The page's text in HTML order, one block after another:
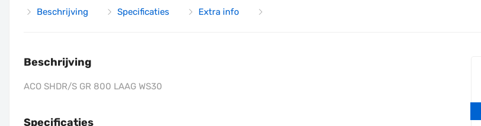
Beschrijving Specificaties Extra info
Beschrijving
ACO SHDR/S GR 800 LAAG WS30
Specificaties